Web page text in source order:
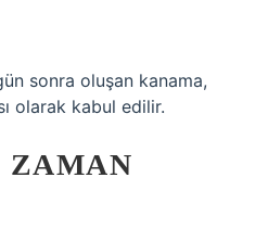
sonra oluşan kanama,
olarak kabul edilir.
ZAMAN